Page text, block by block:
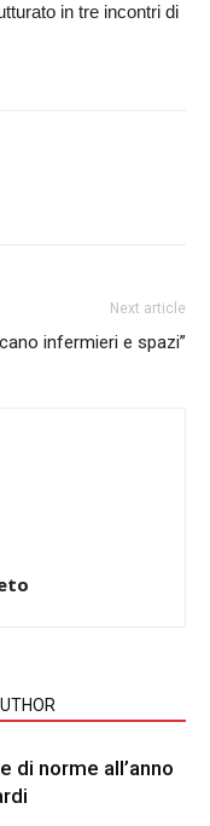
in tre incontri di
Next article
infermieri e spazi”
di norme all’anno